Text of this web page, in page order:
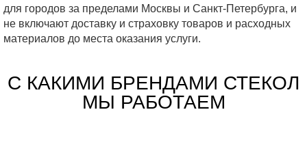
для городов за пределами Москвы и Санкт-Петербурга, и
не включают доставку и страховку товаров и расходных
материалов до места оказания услуги.
С КАКИМИ БРЕНДАМИ СТЕКОЛ
МЫ РАБОТАЕМ